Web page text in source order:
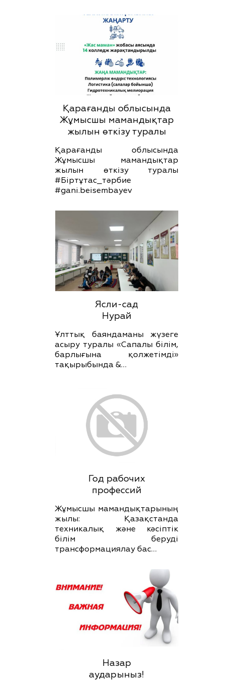
Қарағанды облысында
Жұмысшы мамандықтар
жылын өткізу туралы
Қарағанды облысында
Жұмысшы мамандықтар
жылын өткізу туралы
#Біртұтас_тәрбие
#gani.beisembayev
Ясли-сад
Нурай
Ұлттық баяндаманы жүзеге
асыру туралы «Сапалы білім,
барлығына қолжетімді»
тақырыбында &…
Год рабочих
профессий
Жұмысшы мамандықтарының
жылы: Қазақстанда
техникалық және кәсіптік
білім беруді
трансформациялау бас…
Назар
аударыныз!